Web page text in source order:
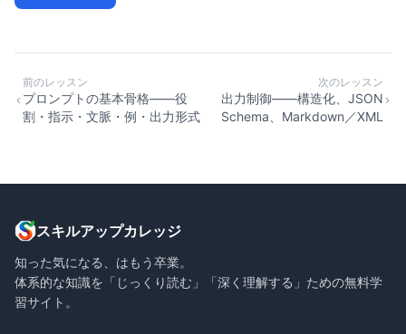
前のレッスン
プロンプトの基本骨格——役
割・指示・文脈・例・出力形式
次のレッスン
出力制御——構造化、JSON
Schema、Markdown／XML
スキルアップカレッジ
知った気になる、はもう卒業。
体系的な知識を「じっくり読む」「深く理解する」ための無料学
習サイト。